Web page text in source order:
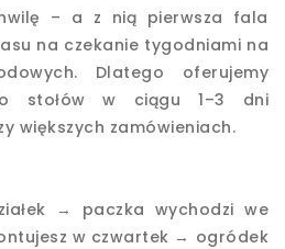
– a z nią pierwsza fala
na czekanie tygodniami na
Dlatego oferujemy
stołów w ciągu 1–3 dni
większych zamówieniach.
→ paczka wychodzi we
w czwartek → ogródek